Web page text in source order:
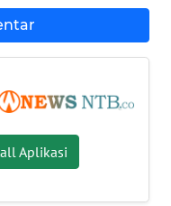
Aplikasi